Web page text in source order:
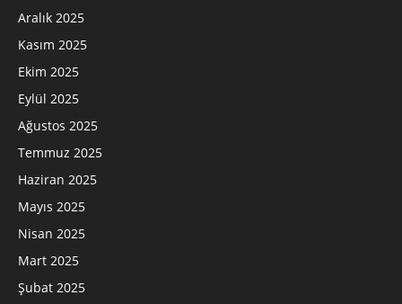
Aralık 2025
Kasım 2025
Ekim 2025
Eylül 2025
Ağustos 2025
Temmuz 2025
Haziran 2025
Mayıs 2025
Nisan 2025
Mart 2025
Şubat 2025